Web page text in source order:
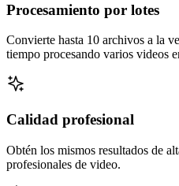
Procesamiento por lotes
Convierte hasta 10 archivos a la
tiempo procesando varios videos
Calidad profesional
Obtén los mismos resultados de
profesionales de video.